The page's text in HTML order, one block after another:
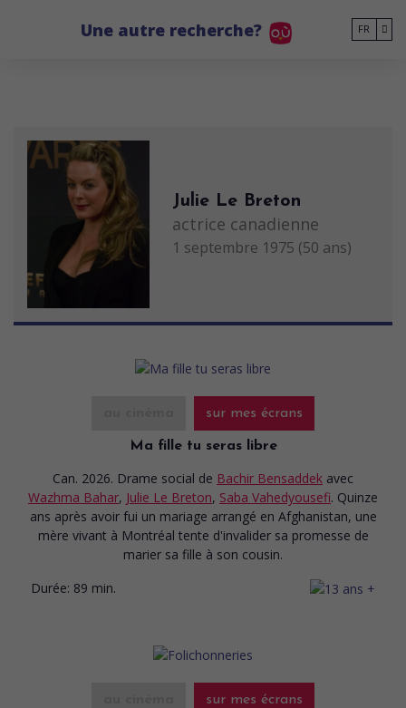
Une autre recherche? FR
Julie Le Breton
actrice canadienne
1 septembre 1975 (50 ans)
sur mes écrans
Ma fille tu seras libre
Can. 2026. Drame social de Bachir Bensaddek avec
Wazhma Bahar, Julie Le Breton, Saba Vahedyousefi. Quinze
ans après avoir fui un mariage arrangé en Afghanistan, une
mère vivant à Montréal tente d'invalider sa promesse de
marier sa fille à son cousin.
Durée: 89 min.
sur mes écrans